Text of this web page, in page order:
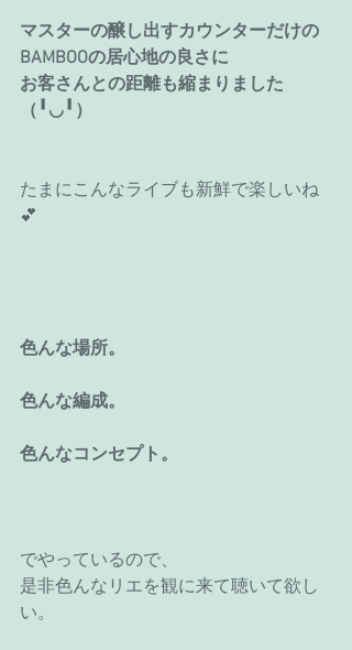
マスターの醸し出すカウンターだけの
BAMBOOの居心地の良さに
お客さんとの距離も縮まりました
（╹◡╹）
たまにこんなライブも新鮮で楽しいね
💕
色んな場所。
色んな編成。
色んなコンセプト。
でやっているので、
是非色んなリエを観に来て聴いて欲し
い。